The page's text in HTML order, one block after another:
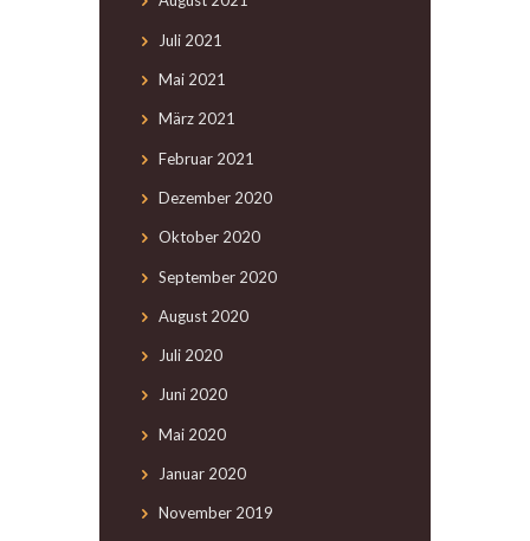
Juli 2021
Mai 2021
März 2021
Februar 2021
Dezember 2020
Oktober 2020
September 2020
August 2020
Juli 2020
Juni 2020
Mai 2020
Januar 2020
November 2019